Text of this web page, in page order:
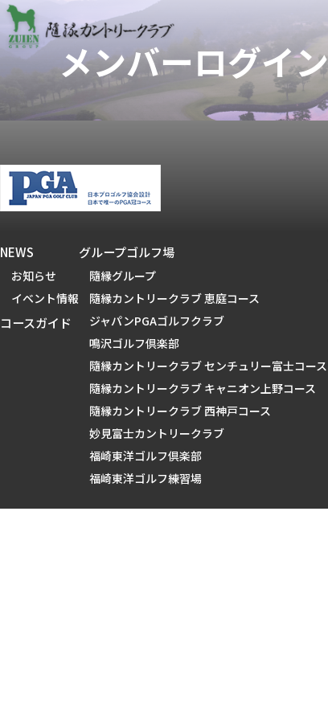
NEWS
お知らせ
イベント情報
コースガイド
グループゴルフ場
隨縁グループ
隨縁カントリークラブ 恵庭コース
ジャパンPGAゴルフクラブ
鳴沢ゴルフ倶楽部
隨縁カントリークラブ センチュリー富士コース
隨縁カントリークラブ キャニオン上野コース
隨縁カントリークラブ 西神戸コース
妙見富士カントリークラブ
福崎東洋ゴルフ倶楽部
福崎東洋ゴルフ練習場